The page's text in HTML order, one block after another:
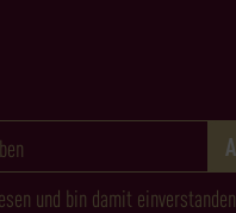
und bin damit einverstanden.